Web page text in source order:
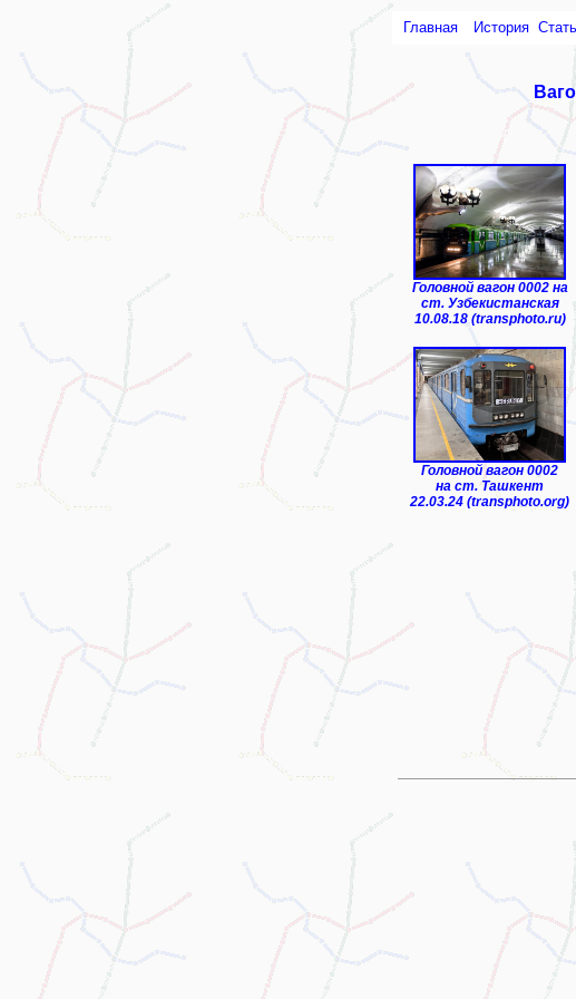
Главная История
Головной вагон 0002 на
ст. Узбекистанская
10.08.18 (transphoto.ru)
Головной вагон 0002
на ст. Ташкент
22.03.24 (transphoto.org)